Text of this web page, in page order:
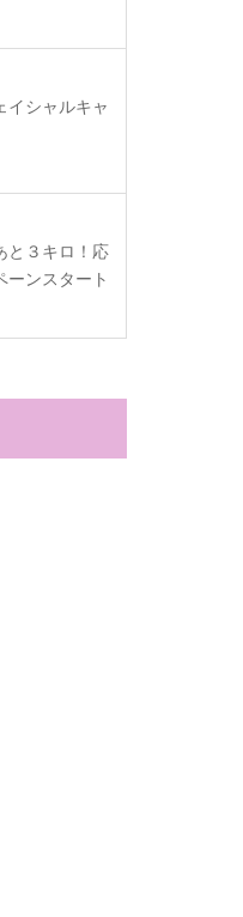
イシャルキャ
と３キロ！応
ーンスタート